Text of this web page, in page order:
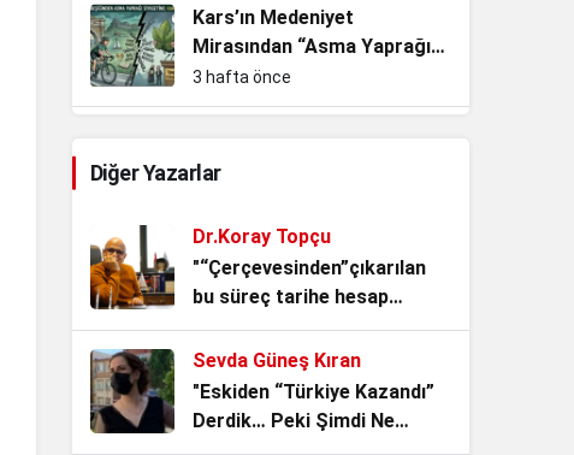
Kars’ın Medeniyet
Mirasından “Asma Yaprağı”
Siyasetine: Yakıştı mı İnan
Bey?
3 hafta önce
KURTULUŞUN REÇETESİ.
Kitap yüklü merkepler!
4 hafta önce
Kemalizm’in En Büyük Sınavı:
Adını Taşımak mı, Ruhunu
Diğer Yazarlar
Dr.Koray Topçu
"“Çerçevesinden”çıkarılan
bu süreç tarihe hesap
verecek."
Sevda Güneş Kıran
"Eskiden “Türkiye Kazandı”
Derdik… Peki Şimdi Ne
Oldu?"